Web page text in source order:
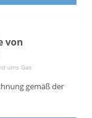
von
ums Gas
gemäß der